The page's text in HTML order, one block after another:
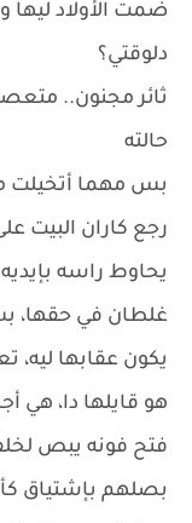
ضمت الأولاد ليها
دلوقتي؟
ثائر مجنون..
حالته
بس مهما أتخيلت
رجع كاران البيت
يحاوط راسه
غلطان في حقها،
يكون عقابها ليه،
هو قايلها دا، هي
فتح فونه يبص
بصلهم بإشتياق